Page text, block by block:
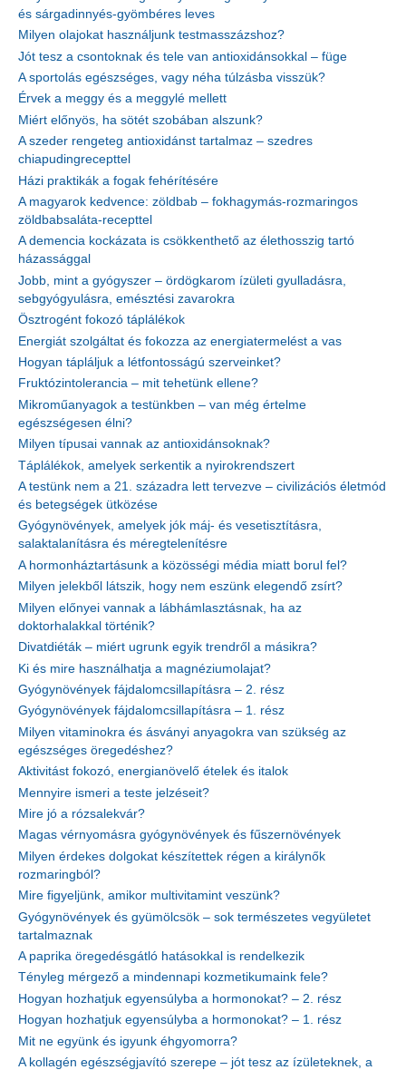
és sárgadinnyés-gyömbéres leves
Milyen olajokat használjunk testmasszázshoz?
Jót tesz a csontoknak és tele van antioxidánsokkal – füge
A sportolás egészséges, vagy néha túlzásba visszük?
Érvek a meggy és a meggylé mellett
Miért előnyös, ha sötét szobában alszunk?
A szeder rengeteg antioxidánst tartalmaz – szedres
chiapudingrecepttel
Házi praktikák a fogak fehérítésére
A magyarok kedvence: zöldbab – fokhagymás-rozmaringos
zöldbabsaláta-recepttel
A demencia kockázata is csökkenthető az élethosszig tartó
házassággal
Jobb, mint a gyógyszer – ördögkarom ízületi gyulladásra,
sebgyógyulásra, emésztési zavarokra
Ösztrogént fokozó táplálékok
Energiát szolgáltat és fokozza az energiatermelést a vas
Hogyan tápláljuk a létfontosságú szerveinket?
Fruktózintolerancia – mit tehetünk ellene?
Mikroműanyagok a testünkben – van még értelme
egészségesen élni?
Milyen típusai vannak az antioxidánsoknak?
Táplálékok, amelyek serkentik a nyirokrendszert
A testünk nem a 21. századra lett tervezve – civilizációs életmód
és betegségek ütközése
Gyógynövények, amelyek jók máj- és vesetisztításra,
salaktalanításra és méregtelenítésre
A hormonháztartásunk a közösségi média miatt borul fel?
Milyen jelekből látszik, hogy nem eszünk elegendő zsírt?
Milyen előnyei vannak a lábhámlasztásnak, ha az
doktorhalakkal történik?
Divatdiéták – miért ugrunk egyik trendről a másikra?
Ki és mire használhatja a magnéziumolajat?
Gyógynövények fájdalomcsillapításra – 2. rész
Gyógynövények fájdalomcsillapításra – 1. rész
Milyen vitaminokra és ásványi anyagokra van szükség az
egészséges öregedéshez?
Aktivitást fokozó, energianövelő ételek és italok
Mennyire ismeri a teste jelzéseit?
Mire jó a rózsalekvár?
Magas vérnyomásra gyógynövények és fűszernövények
Milyen érdekes dolgokat készítettek régen a királynők
rozmaringból?
Mire figyeljünk, amikor multivitamint veszünk?
Gyógynövények és gyümölcsök – sok természetes vegyületet
tartalmaznak
A paprika öregedésgátló hatásokkal is rendelkezik
Tényleg mérgező a mindennapi kozmetikumaink fele?
Hogyan hozhatjuk egyensúlyba a hormonokat? – 2. rész
Hogyan hozhatjuk egyensúlyba a hormonokat? – 1. rész
Mit ne együnk és igyunk éhgyomorra?
A kollagén egészségjavító szerepe – jót tesz az ízületeknek, a